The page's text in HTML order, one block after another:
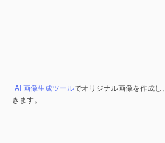
AI 画像生成ツールでオリジナル画像を作成し、
きます。